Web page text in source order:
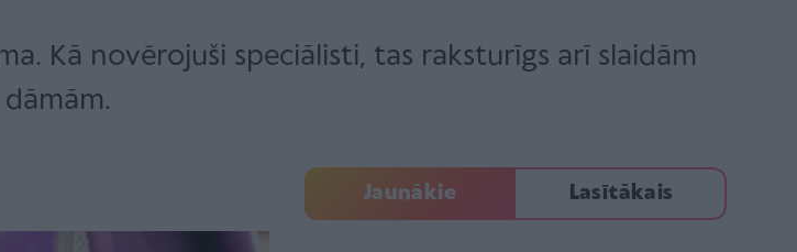
Kā novērojuši speciālisti, tas raksturīgs arī slaidām
dāmām.
Jaunākie Lasītākais